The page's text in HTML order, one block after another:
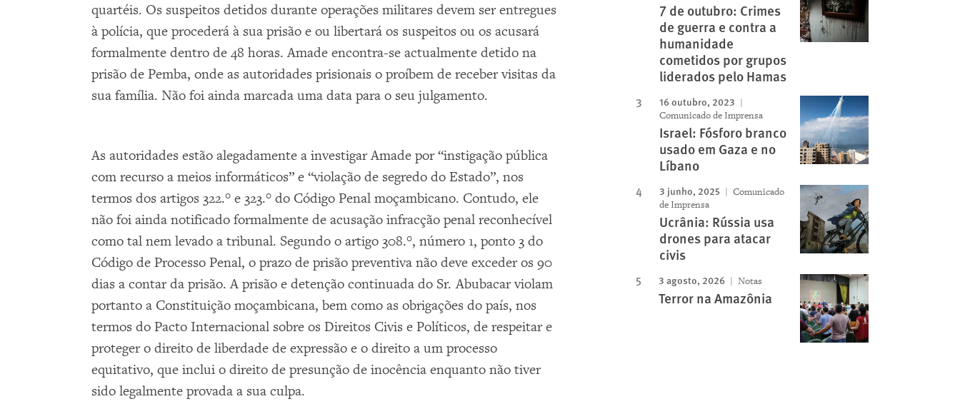
quartéis. Os suspeitos detidos durante operações militares devem ser entregues
à polícia, que procederá à sua prisão e ou libertará os suspeitos ou os acusará
formalmente dentro de 48 horas. Amade encontra-se actualmente detido na
prisão de Pemba, onde as autoridades prisionais o proíbem de receber visitas da
sua família. Não foi ainda marcada uma data para o seu julgamento.
As autoridades estão alegadamente a investigar Amade por “instigação pública
com recurso a meios informáticos” e “violação de segredo do Estado”, nos
termos dos artigos 322.° e 323.° do Código Penal moçambicano. Contudo, ele
não foi ainda notificado formalmente de acusação infracção penal reconhecível
como tal nem levado a tribunal. Segundo o artigo 308.°, número 1, ponto 3 do
Código de Processo Penal, o prazo de prisão preventiva não deve exceder os 90
dias a contar da prisão. A prisão e detenção continuada do Sr. Abubacar violam
portanto a Constituição moçambicana, bem como as obrigações do país, nos
termos do Pacto Internacional sobre os Direitos Civis e Políticos, de respeitar e
proteger o direito de liberdade de expressão e o direito a um processo
equitativo, que inclui o direito de presunção de inocência enquanto não tiver
sido legalmente provada a sua culpa.
7 de outubro: Crimes
de guerra e contra a
humanidade
cometidos por grupos
liderados pelo Hamas
16 outubro, 2023
Comunicado de Imprensa
Israel: Fósforo branco
usado em Gaza e no
Líbano
3 junho, 2025
Comunicado
de Imprensa
Ucrânia: Rússia usa
drones para atacar
civis
3 agosto, 2026 Notas
Terror na Amazônia